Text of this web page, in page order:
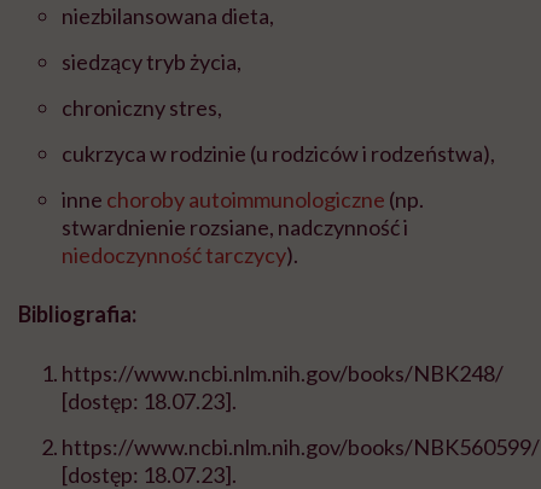
niezbilansowana dieta,
siedzący tryb życia,
chroniczny stres,
cukrzyca w rodzinie (u rodziców i rodzeństwa),
inne choroby autoimmunologiczne (np.
stwardnienie rozsiane, nadczynność i
niedoczynność tarczycy).
Bibliografia:
https://www.ncbi.nlm.nih.gov/books/NBK248/
[dostęp: 18.07.23].
https://www.ncbi.nlm.nih.gov/books/NBK560599/
[dostęp: 18.07.23].